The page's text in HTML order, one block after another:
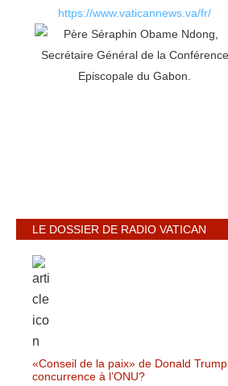
https://www.vaticannews.va/fr/
LE DOSSIER DE RADIO VATICAN
«Conseil de la paix» de Donald Trump,
concurrence à l’ONU?